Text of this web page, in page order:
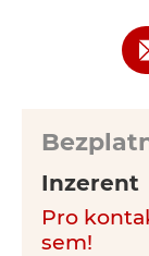
Inzerent
Pro
sem!